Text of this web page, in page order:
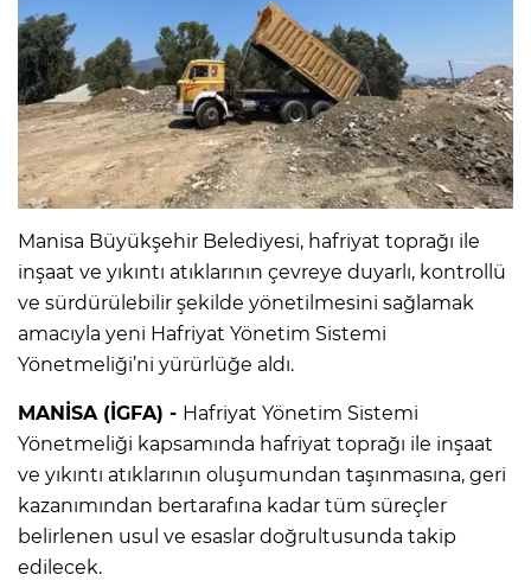
Manisa Büyükşehir Belediyesi, hafriyat toprağı ile
inşaat ve yıkıntı atıklarının çevreye duyarlı, kontrollü
ve sürdürülebilir şekilde yönetilmesini sağlamak
amacıyla yeni Hafriyat Yönetim Sistemi
Yönetmeliği’ni yürürlüğe aldı.
MANİSA (İGFA) - Hafriyat Yönetim Sistemi
Yönetmeliği kapsamında hafriyat toprağı ile inşaat
ve yıkıntı atıklarının oluşumundan taşınmasına, geri
kazanımından bertarafına kadar tüm süreçler
belirlenen usul ve esaslar doğrultusunda takip
edilecek.